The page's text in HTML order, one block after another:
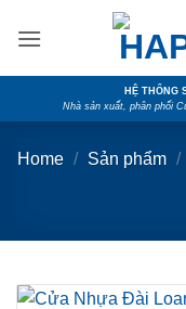
HỆ THỐNG
Nhà sản xuất, phân phối
Home / Sản phẩm /